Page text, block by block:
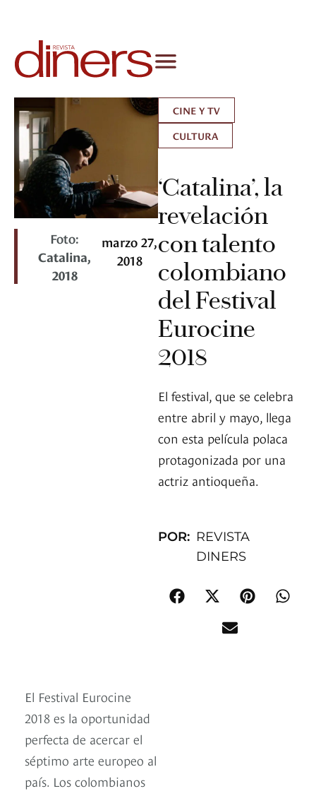
Foto:
Catalina,
2018
marzo 27,
2018
CINE Y TV
CULTURA
‘Catalina’, la
revelación
con talento
colombiano
del Festival
Eurocine
2018
El festival, que se celebra
entre abril y mayo, llega
con esta película polaca
protagonizada por una
actriz antioqueña.
POR: REVISTA
DINERS
El Festival Eurocine
2018 es la oportunidad
perfecta de acercar el
séptimo arte europeo al
país. Los colombianos